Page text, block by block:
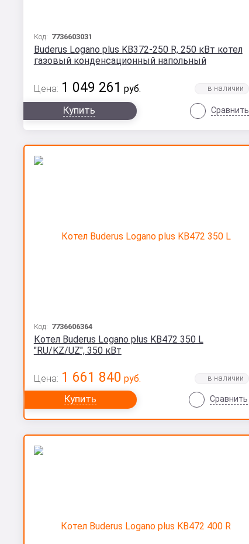
Код: 7736603031
Buderus Logano plus KB372-250 R, 250 кВт котел
газовый конденсационный напольный
Цена: 1 049 261 руб.
Купить Сравнить
Код: 7736606364
Котел Buderus Logano plus KB472 350 L
"RU/KZ/UZ", 350 кВт
Цена: 1 661 840 руб.
Купить Сравнить